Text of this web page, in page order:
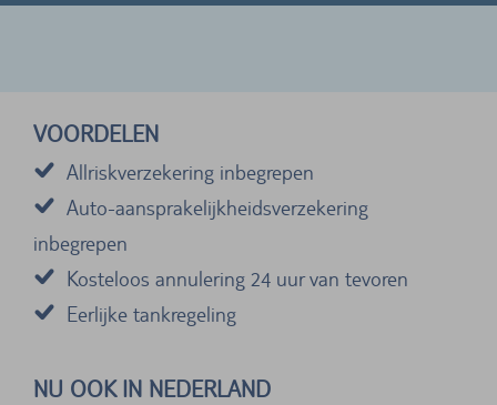
VOORDELEN
Allriskverzekering inbegrepen
Auto-aansprakelijkheidsverzekering
inbegrepen
Kosteloos annulering 24 uur van tevoren
Eerlijke tankregeling
NU OOK IN NEDERLAND